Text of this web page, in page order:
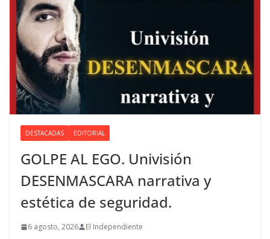
DESTACADAS EDITORIAL
GOLPE AL EGO. Univisión
DESENMASCARA narrativa y
estética de seguridad.
6 agosto, 2026 El Independiente